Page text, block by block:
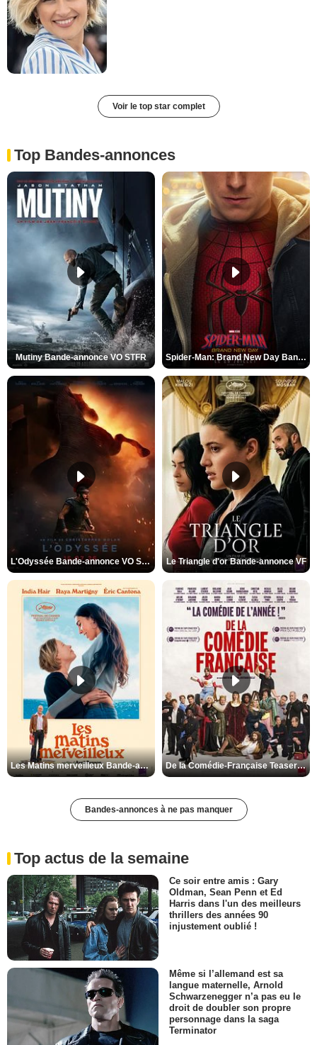
Voir le top star complet
Top Bandes-annonces
Mutiny Bande-annonce VO STFR Spider-Man: Brand New Day Bande-annonce VO STFR
L'Odyssée Bande-annonce VO STFR Le Triangle d'or Bande-annonce VF
Les Matins merveilleux Bande-annonce VF De la Comédie-Française Teaser VF
Bandes-annonces à ne pas manquer
Top actus de la semaine
Ce soir entre amis : Gary
Oldman, Sean Penn et Ed
Harris dans l'un des meilleurs
thrillers des années 90
injustement oublié !
Même si l’allemand est sa
langue maternelle, Arnold
Schwarzenegger n’a pas eu le
droit de doubler son propre
personnage dans la saga
Terminator